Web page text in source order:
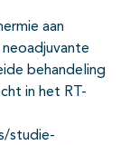
aan
behandeling
in het RT-
studie-